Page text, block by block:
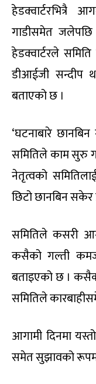
हेडक्वार्टरभित्रै
गाडीसमेत जलेपछि
हेडक्वार्टरले
डीआईजी सन्दीप
बताएको छ ।
‘घटनाबारे
समितिले काम सुरु
नेतृत्वको
छिटो छानबिन सकेर
समितिले कसरी
कसैको गल्ती
बताइएको छ ।
समितिले
आगामी दिनमा
समेत सुझावको